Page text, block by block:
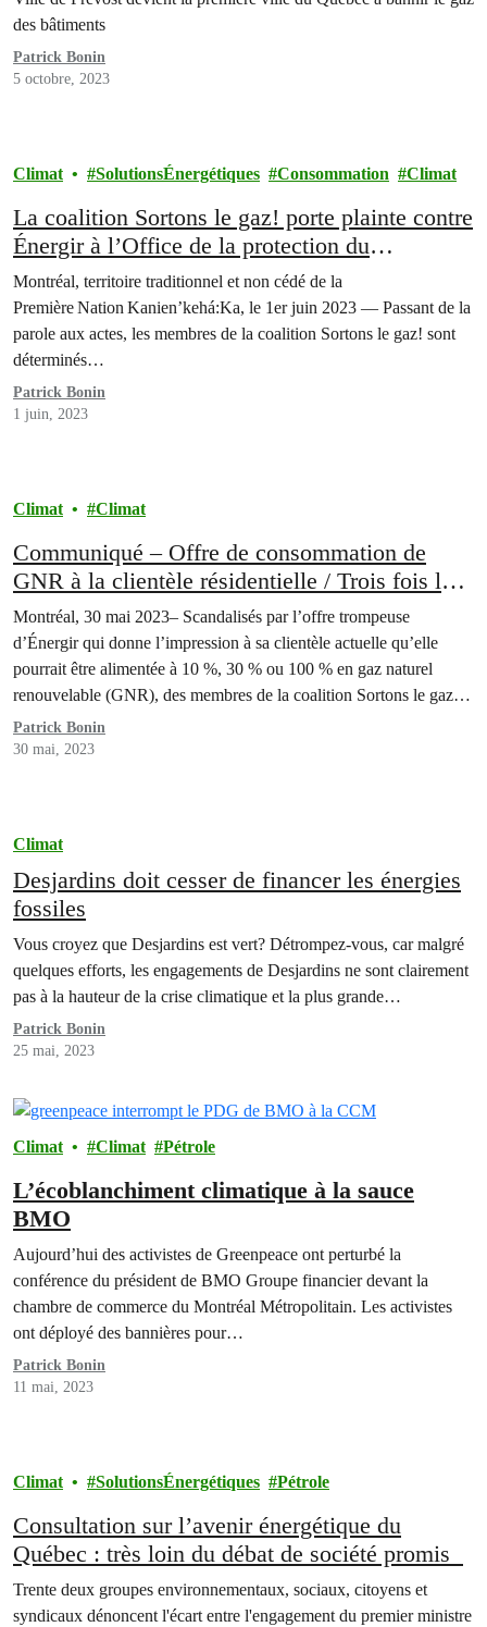
des bâtiments
Patrick Bonin
5 octobre, 2023
Climat SolutionsÉnergétiques Consommation Climat
La coalition Sortons le gaz! porte plainte contre
Énergir à l’Office de la protection du
consommateur
Montréal, territoire traditionnel et non cédé de la
Première Nation Kanien’kehá:Ka, le 1er juin 2023 — Passant de la
parole aux actes, les membres de la coalition Sortons le gaz! sont
déterminés…
Patrick Bonin
1 juin, 2023
Climat Climat
Communiqué – Offre de consommation de
GNR à la clientèle résidentielle / Trois fois le
prix pour du gaz imaginaire : Énergir trompe sa
clientèle
Montréal, 30 mai 2023– Scandalisés par l’offre trompeuse
d’Énergir qui donne l’impression à sa clientèle actuelle qu’elle
pourrait être alimentée à 10 %, 30 % ou 100 % en gaz naturel
renouvelable (GNR), des membres de la coalition Sortons le gaz!
alertent la population afin qu’elle ne tombe pas dans le panneau.
Cette offre laisse…
Patrick Bonin
30 mai, 2023
Climat
Desjardins doit cesser de financer les énergies
fossiles
Vous croyez que Desjardins est vert? Détrompez-vous, car malgré
quelques efforts, les engagements de Desjardins ne sont clairement
pas à la hauteur de la crise climatique et la plus grande…
Patrick Bonin
25 mai, 2023
Climat Climat Pétrole
L’écoblanchiment climatique à la sauce
BMO
Aujourd’hui des activistes de Greenpeace ont perturbé la
conférence du président de BMO Groupe financier devant la
chambre de commerce du Montréal Métropolitain. Les activistes
ont déployé des bannières pour…
Patrick Bonin
11 mai, 2023
Climat SolutionsÉnergétiques Pétrole
Consultation sur l’avenir énergétique du
Québec : très loin du débat de société promis
Trente deux groupes environnementaux, sociaux, citoyens et
syndicaux dénoncent l'écart entre l'engagement du premier ministre